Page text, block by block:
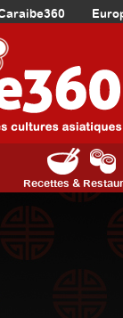
Recettes &